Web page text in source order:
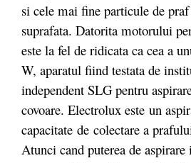
si cele mai fine particule de
suprafata. Datorita motorului
este la fel de ridicata ca cea a
W, aparatul fiind testata de
independent SLG pentru
covoare. Electrolux este un
capacitate de colectare a
Atunci cand puterea de aspirare